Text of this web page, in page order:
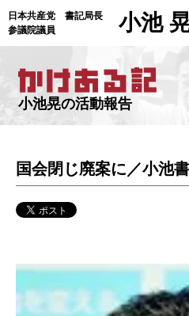
日本共産党 書記局長
参議院議員
小池
小池晃の活動報告
国会閉じ廃案に／小池